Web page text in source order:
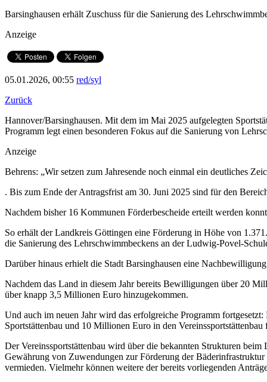
Barsinghausen erhält Zuschuss für die Sanierung des
Anzeige
05.01.2026, 00:55 red/syl
Zurück
Hannover/Barsinghausen. Mit dem im Mai 2025 aufgelegten
Programm legt einen besonderen Fokus auf die Sanierung von
Anzeige
Behrens: „Wir setzen zum Jahresende noch einmal ein deutliches
. Bis zum Ende der Antragsfrist am 30. Juni 2025 sind für den
Nachdem bisher 16 Kommunen Förderbescheide erteilt werden
So erhält der Landkreis Göttingen eine Förderung in Höhe von
die Sanierung des Lehrschwimmbeckens an der Ludwig-Povel-
Darüber hinaus erhielt die Stadt Barsinghausen eine
Nachdem das Land in diesem Jahr bereits Bewilligungen über 20
über knapp 3,5 Millionen Euro hinzugekommen.
Und auch im neuen Jahr wird das erfolgreiche Programm
Sportstättenbau und 10 Millionen Euro in den Vereinssportstättenbau
Der Vereinssportstättenbau wird über die bekannten Strukturen
Gewährung von Zuwendungen zur Förderung der
vermieden. Vielmehr können weitere der bereits vorliegenden